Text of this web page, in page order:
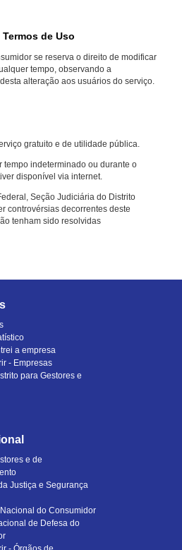
de Uso
se reserva o direito de modificar
tempo, observando a
alteração aos usuários do serviço.
gratuito e de utilidade pública.
tempo indeterminado ou durante o
disponível via internet.
Seção Judiciária do Distrito
controvérsias decorrentes deste
tenham sido resolvidas
a empresa
- Empresas
para Gestores e
e de
Justiça e Segurança
do Consumidor
de Defesa do